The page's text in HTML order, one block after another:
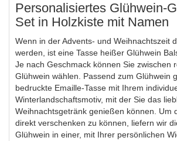
Personalisiertes Glühwein-
Set in Holzkiste mit Namen
Wenn in der Advents- und Weihnachtszeit
werden, ist eine Tasse heißer Glühwein
Je nach Geschmack können Sie zwischen
Glühwein wählen. Passend zum Glühwein
bedruckte Emaille-Tasse mit Ihrem
Winterlandschaftsmotiv, mit der Sie das
Weihnachtsgetränk genießen können. Um
direkt verschenken zu können, liefern wir
Glühwein in einer, mit Ihrer persönlichen